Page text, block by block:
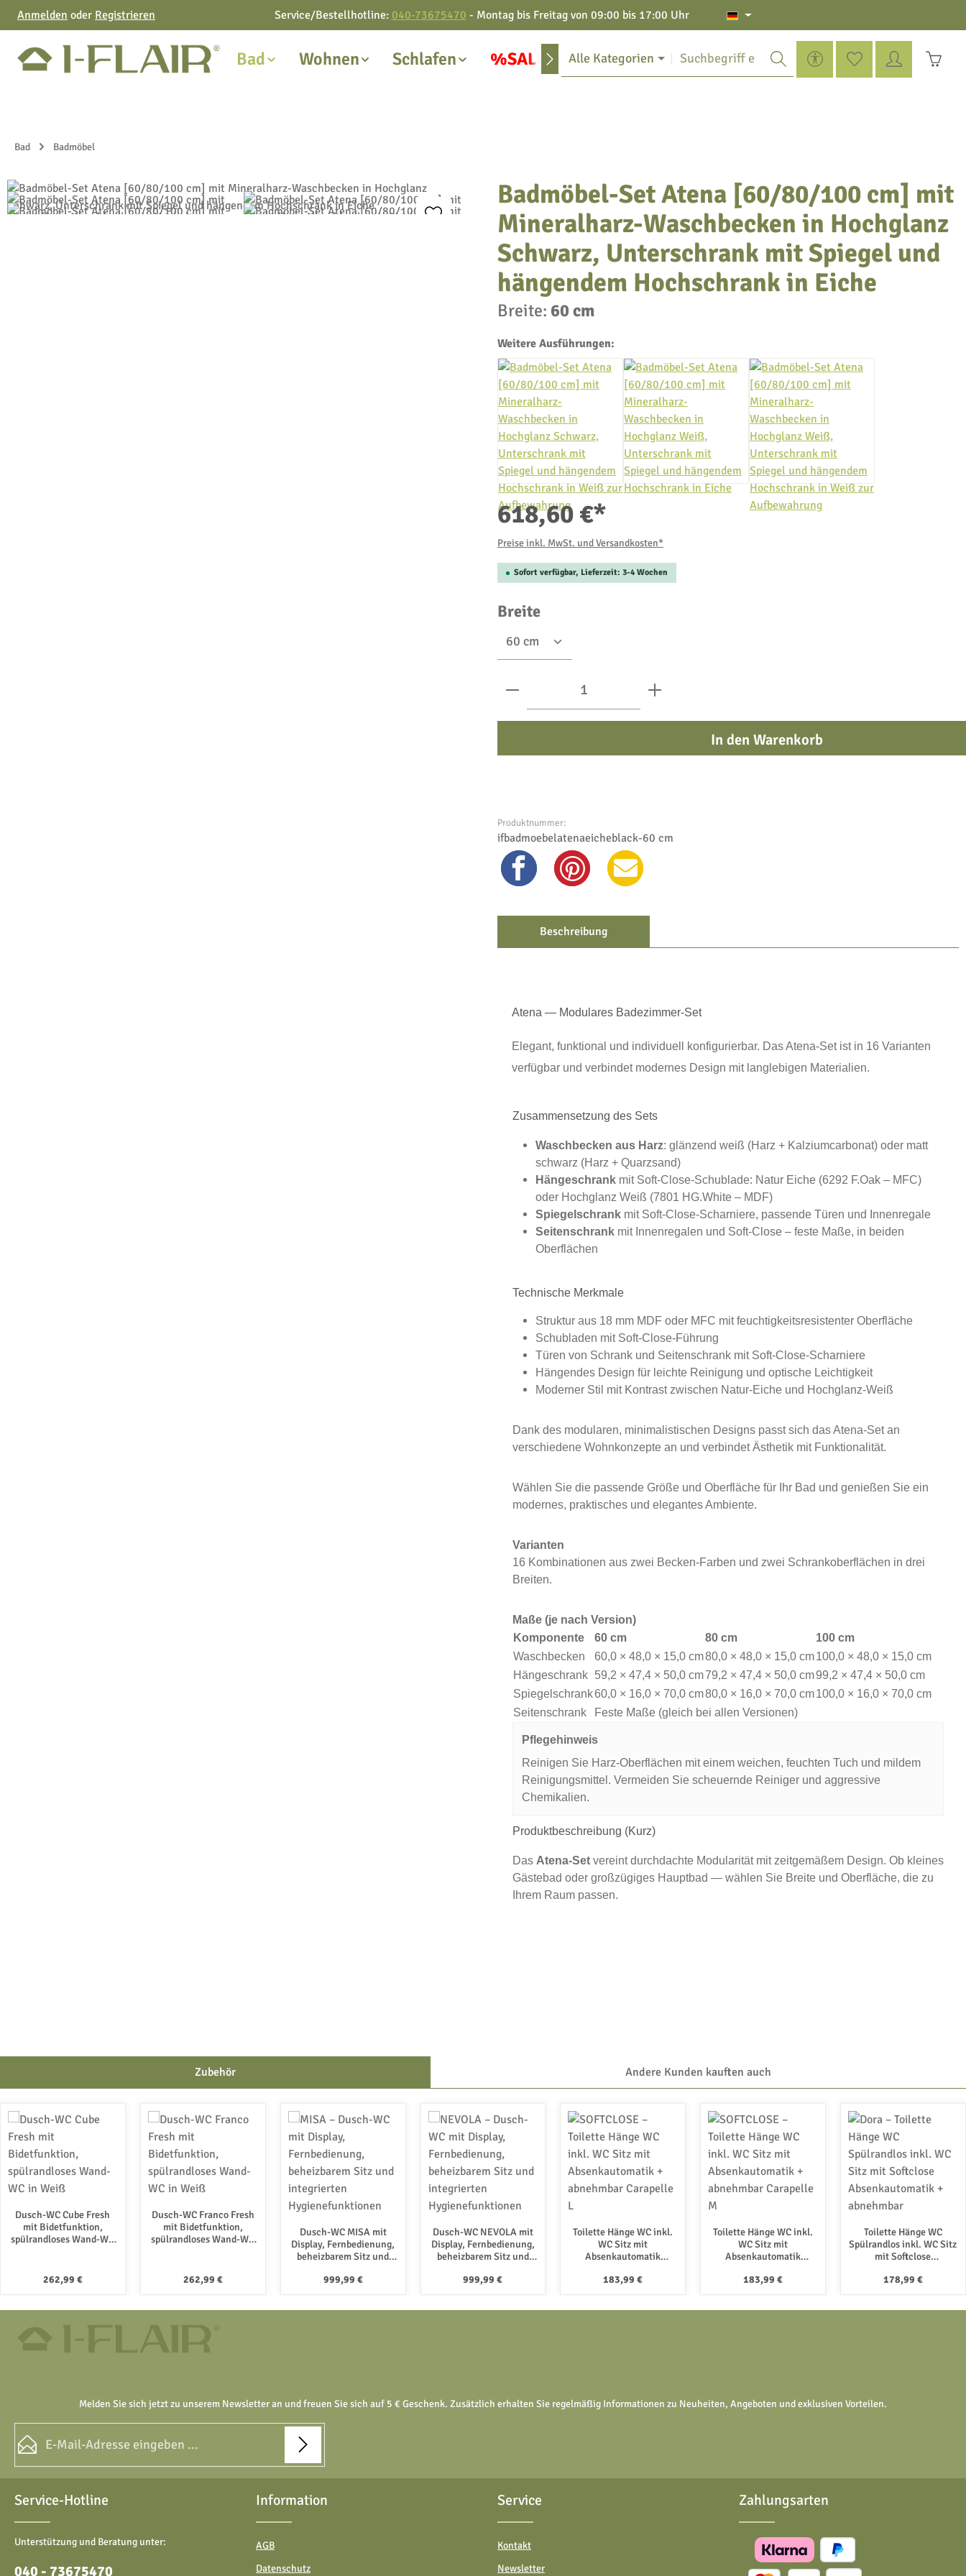
Hauptinhalt springen
Zur Suche springen
Zur Hauptnavigation springen
Anmelden oder Registrieren Service/Bestellhotline: 040-73675470 - Montag bis Freitag von 09:00 bis 17:00 Uhr
Bad Wohnen Schlafen %SALE% Alle Kategorien
Werkzeugleiste anzeigen
Du hast 0 Produkte auf
Bad Badmöbel
Bildergalerie überspringen
Badmöbel-Set Atena [60/80/100 cm] mit
Mineralharz-Waschbecken in Hochglanz
Schwarz, Unterschrank mit Spiegel und
hängendem Hochschrank in Eiche
Breite: 60 cm
Weitere Ausführungen:
618,60 €*
Preise inkl. MwSt. und Versandkosten*
Sofort verfügbar, Lieferzeit: 3-4 Wochen
Breiteauswählen
Produkt Anzahl: Gib den gewünschten Wert ein oder benutze
In den Warenkorb
Produktnummer:
ifbadmoebelatenaeicheblack-60 cm
Beschreibung
Atena — Modulares Badezimmer-Set
Elegant, funktional und individuell konfigurierbar. Das Atena‑Set ist in 16 Varianten
verfügbar und verbindet modernes Design mit langlebigen Materialien.
Zusammensetzung des Sets
Waschbecken aus Harz: glänzend weiß (Harz + Kalziumcarbonat) oder matt
schwarz (Harz + Quarzsand)
Hängeschrank mit Soft‑Close‑Schublade: Natur Eiche (6292 F.Oak – MFC)
oder Hochglanz Weiß (7801 HG.White – MDF)
Spiegelschrank mit Soft‑Close‑Scharniere, passende Türen und Innenregale
Seitenschrank mit Innenregalen und Soft‑Close – feste Maße, in beiden
Oberflächen
Technische Merkmale
Struktur aus 18 mm MDF oder MFC mit feuchtigkeitsresistenter Oberfläche
Schubladen mit Soft‑Close‑Führung
Türen von Schrank und Seitenschrank mit Soft‑Close‑Scharniere
Hängendes Design für leichte Reinigung und optische Leichtigkeit
Moderner Stil mit Kontrast zwischen Natur‑Eiche und Hochglanz‑Weiß
Dank des modularen, minimalistischen Designs passt sich das Atena‑Set an
verschiedene Wohnkonzepte an und verbindet Ästhetik mit Funktionalität.
Wählen Sie die passende Größe und Oberfläche für Ihr Bad und genießen Sie ein
modernes, praktisches und elegantes Ambiente.
Varianten
16 Kombinationen aus zwei Becken‑Farben und zwei Schrankoberflächen in drei
Breiten.
Maße (je nach Version)
Komponente
60 cm 80 cm
100 cm
Waschbecken
60,0 × 48,0 × 15,0 cm80,0 × 48,0 × 15,0 cm100,0 × 48,0 × 15,0 cm
Hängeschrank 59,2 × 47,4 × 50,0 cm79,2 × 47,4 × 50,0 cm99,2 × 47,4 × 50,0 cm
Spiegelschrank60,0 × 16,0 × 70,0 cm80,0 × 16,0 × 70,0 cm100,0 × 16,0 × 70,0 cm
Seitenschrank
Feste Maße (gleich bei allen Versionen)
Pflegehinweis
Reinigen Sie Harz‑Oberflächen mit einem weichen, feuchten Tuch und mildem
Reinigungsmittel. Vermeiden Sie scheuernde Reiniger und aggressive
Chemikalien.
Produktbeschreibung (Kurz)
Das Atena‑Set vereint durchdachte Modularität mit zeitgemäßem Design. Ob kleines
Gästebad oder großzügiges Hauptbad — wählen Sie Breite und Oberfläche, die zu
Ihrem Raum passen.
Zubehör Andere Kunden kauften auch
Produktgalerie überspringen
Dusch-WC Cube Fresh
mit Bidetfunktion,
spülrandloses Wand-WC
Regulärer Preis:
262,99 €
Dusch-WC Franco Fresh
mit Bidetfunktion,
spülrandloses Wand-WC
Regulärer Preis:
262,99 €
Dusch-WC MISA mit
Display, Fernbedienung,
beheizbarem Sitz und
Hygienefunktionen
Regulärer Preis:
999,99 €
Dusch-WC NEVOLA mit
Display, Fernbedienung,
beheizbarem Sitz und
Hygienefunktionen
Regulärer Preis:
999,99 €
Toilette Hänge WC inkl.
WC Sitz mit
Absenkautomatik
Carapelle L
Regulärer Preis:
183,99 €
Toilette Hänge WC inkl.
WC Sitz mit
Absenkautomatik
Carapelle M
Regulärer Preis:
183,99 €
Toilette Hänge WC
Spülrandlos inkl. WC Sitz
mit Softclose
abnehmbar Dora
Regulärer Preis:
178,99 €
Melden Sie sich jetzt zu unserem Newsletter an und freuen Sie sich auf 5 € Geschenk. Zusätzlich erhalten Sie regelmäßig Informationen zu Neuheiten, Angeboten und exklusiven Vorteilen.
Datenschutz
Ich habe dieDatenschutzbestimmungen
zur Kenntnis
genommen und die
gelesen und bin mit ihnen
einverstanden.
Die mit einem Stern (*) markierten Felder sind Pflichtfelder.
Service-Hotline
Unterstützung und Beratung unter:
040 - 73675470
Information
AGB
Datenschutz
Service
Kontakt
Newsletter
Zahlungsarten